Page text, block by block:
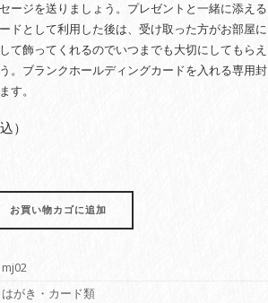
ージを送りましょう。プレゼントと一緒に添える
ドとして利用した後は、受け取った方がお部屋に
て飾ってくれるのでいつまでも大切にしてもらえ
。ブランクホールディングカードを入れる専用封
す。
）
お買い物カゴに追加
mj02
はがき・カード類